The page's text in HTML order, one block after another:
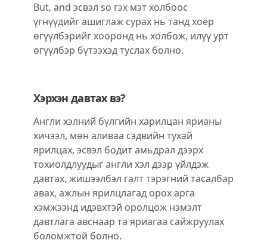
But, and эсвэл so гэх мэт холбоос
үгнүүдийг ашиглаж сурах нь танд хоёр
өгүүлбэрийг хооронд нь холбож, илүү урт
өгүүлбэр бүтээхэд туслах болно.
Хэрхэн давтах вэ?
Англи хэлний бүлгийн харилцан ярианы
хичээл, мөн аливаа сэдвийн тухай
ярилцах, эсвэл бодит амьдрал дээрх
тохиолдлуудыг англи хэл дээр үйлдэж
давтах, жишээлбэл галт тэрэгний тасалбар
авах, ажлын ярилцлагад орох арга
хэмжээнд идэвхтэй оролцож нэмэлт
давтлага авснаар та яриагаа сайжруулах
боломжтой болно.